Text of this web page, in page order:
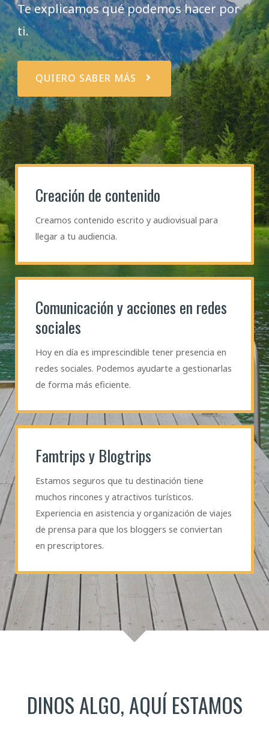
Te explicamos qué podemos hacer por
ti.
QUIERO SABER MÁS
Creación de contenido​
Creamos contenido escrito y audiovisual para
llegar a tu audiencia.
Comunicación y acciones en redes
sociales
Hoy en día es imprescindible tener presencia en
redes sociales. Podemos ayudarte a gestionarlas
de forma más eficiente.
Famtrips y Blogtrips
Estamos seguros que tu destinación tiene
muchos rincones y atractivos turísticos.
Experiencia en asistencia y organización de viajes
de prensa para que los bloggers se conviertan
en prescriptores.
DINOS ALGO, AQUÍ ESTAMOS